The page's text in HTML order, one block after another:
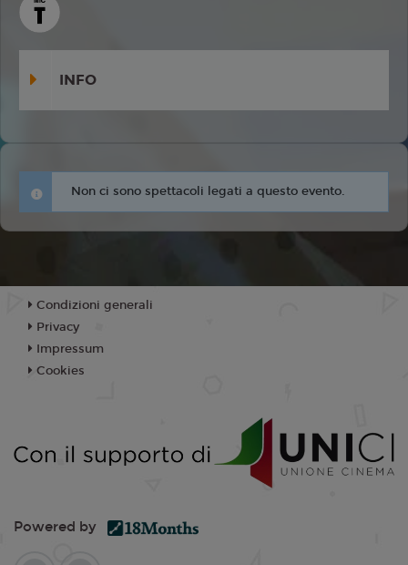
INFO
Non ci sono spettacoli legati a questo evento.
Condizioni generali
Privacy
Impressum
Cookies
Powered by